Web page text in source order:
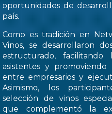
oportunidades de
país.
Como es tradición en
Vinos, se desarrollaron
estructurado,
asistentes y
entre empresarios y
Asimismo, los
selección de vinos
que complementó la